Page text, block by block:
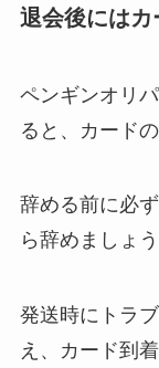
退会後には
ペンギンオリ
ると、カード
辞める前に必
ら辞めましょう
発送時にトラ
え、カード到